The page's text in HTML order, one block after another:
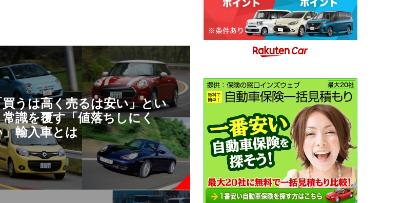
買うは高く売るは安い」とい
常識を覆す「値落ちしにく
」輸入車とは